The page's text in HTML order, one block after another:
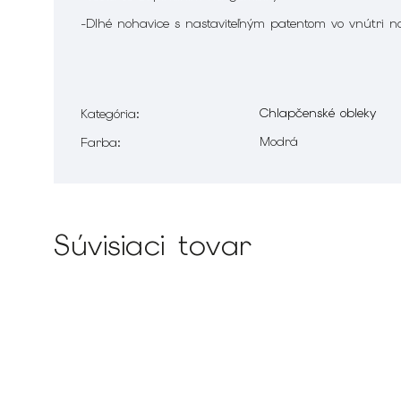
-Dlhé nohavice s nastaviteľným patentom vo vnútri
Kategória:
Chlapčenské obleky
Farba: Modrá
Súvisiaci tovar